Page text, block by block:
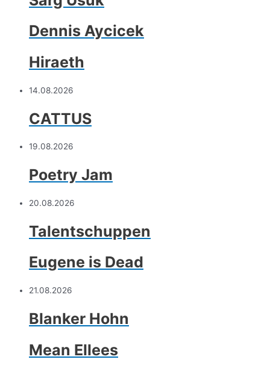
Dennis Aycicek
Hiraeth
14.08.2026
CATTUS
19.08.2026
Poetry Jam
20.08.2026
Talentschuppen
Eugene is Dead
21.08.2026
Blanker Hohn
Mean Ellees